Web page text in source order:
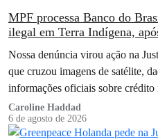
MPF processa Banco do
ilegal em Terra Indígena,
Nossa denúncia virou ação na
que cruzou imagens de satélite,
informações oficiais sobre
Brasil financiou…
Caroline Haddad
6 de agosto de 2026